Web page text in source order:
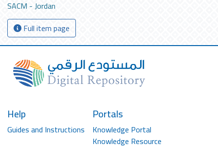
SACM - Jordan
Full item page
Help
Guides and Instructions
Portals
Knowledge Portal
Knowledge Resource